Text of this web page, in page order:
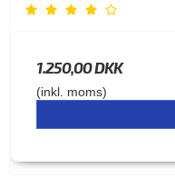
1.250,00 DKK
(inkl. moms)